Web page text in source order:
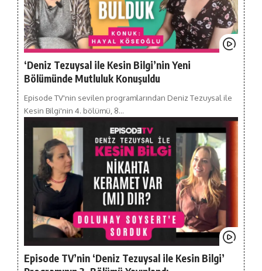
‘Deniz Tezuysal ile Kesin Bilgi’nin Yeni
Bölümünde Mutluluk Konuşuldu
Episode TV'nin sevilen programlarından Deniz Tezuysal ile
Kesin Bilgi'nin 4. bölümü, 8…
Episode TV’nin ‘Deniz Tezuysal ile Kesin Bilgi’